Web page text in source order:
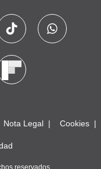
Nota Legal Cookies
reservados